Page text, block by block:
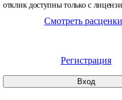
отклик доступны только с
Смотреть расценки
Регистрация
Вход